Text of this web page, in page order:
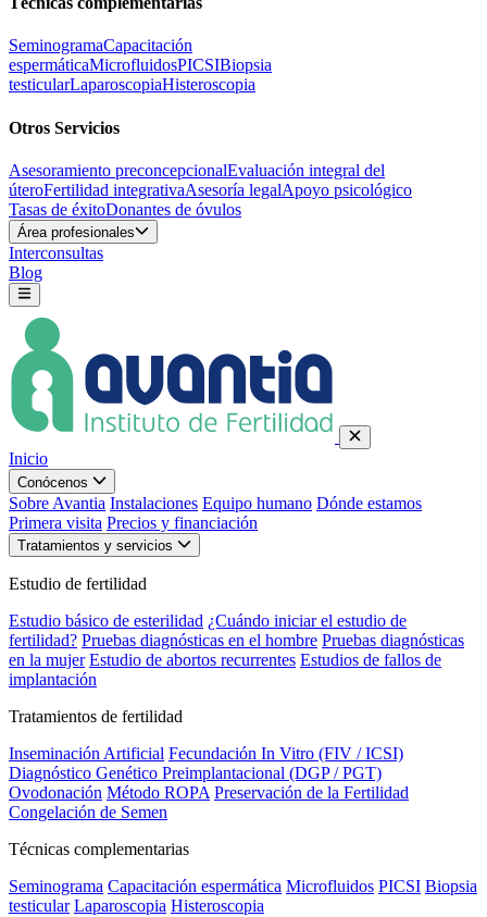
SeminogramaCapacitación
espermáticaMicrofluidosPICSIBiopsia
testicularLaparoscopiaHisteroscopia
Otros Servicios
Asesoramiento preconcepcionalEvaluación integral del
úteroFertilidad integrativaAsesoría legalApoyo psicológico
Tasas de éxitoDonantes de óvulos
Área profesionales
Interconsultas
Blog
Inicio
Conócenos
Sobre Avantia Instalaciones Equipo humano Dónde estamos
Primera visita Precios y financiación
Tratamientos y servicios
Estudio de fertilidad
Estudio básico de esterilidad ¿Cuándo iniciar el estudio de
fertilidad? Pruebas diagnósticas en el hombre Pruebas diagnósticas
en la mujer Estudio de abortos recurrentes Estudios de fallos de
implantación
Tratamientos de fertilidad
Inseminación Artificial Fecundación In Vitro (FIV / ICSI)
Diagnóstico Genético Preimplantacional (DGP / PGT)
Ovodonación Método ROPA Preservación de la Fertilidad
Congelación de Semen
Técnicas complementarias
Seminograma Capacitación espermática Microfluidos PICSI Biopsia
testicular Laparoscopia Histeroscopia